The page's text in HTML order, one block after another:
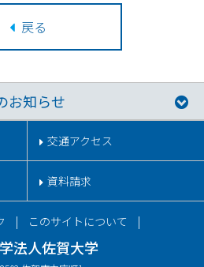
戻る
お知らせ
交通アクセス
資料請求
法人佐賀大学
このサイトについて